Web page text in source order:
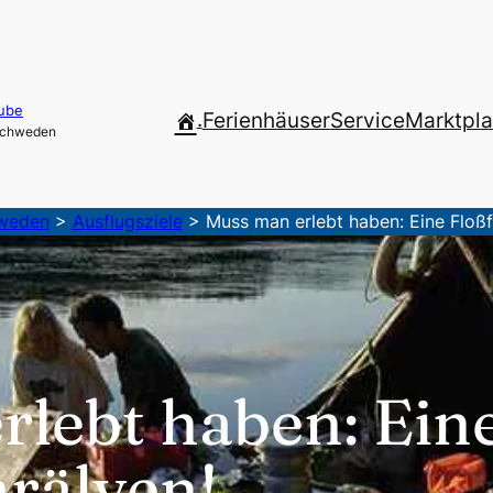
.FerienhäuserService
> Ausflugsziele> Muss man erlebt haben: Eine
haben: